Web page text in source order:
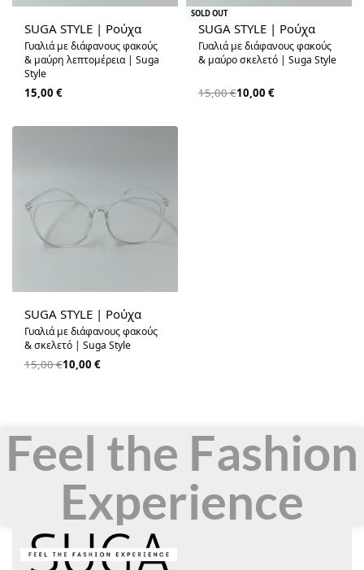
SUGA STYLE | Ρούχα
Γυαλιά με διάφανους φακούς
& μαύρη λεπτομέρεια | Suga
Style
15,00 €
-33% OFF
SOLD OUT
SUGA STYLE | Ρούχα
Γυαλιά με διάφανους φακούς
& μαύρο σκελετό | Suga Style
15,00€10,00 €
SUGA STYLE | Ρούχα
Γυαλιά με διάφανους φακούς
& σκελετό | Suga Style
15,00€10,00 €
Feel the Fashion
Experience